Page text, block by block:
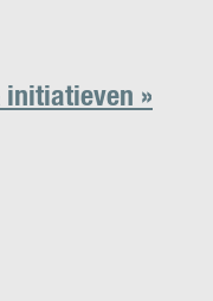
initiatieven »